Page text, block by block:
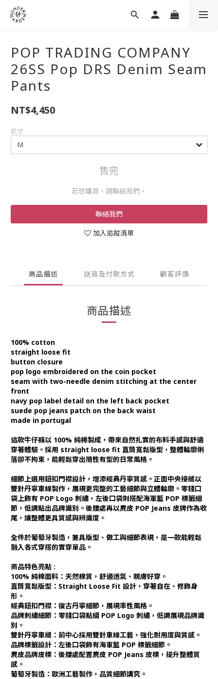
POP TRADING COMPANY
26SS Pop DRS Denim Seam
Pants
NT$4,450
尺寸
售完
若想購買，請聯絡我們。
聯絡我們
加入追蹤清單
商品描述 送貨及付款方式 顧客評價
商品描述
100% cotton
straight loose fit
button closure
pop logo embroidered on the coin pocket
seam with two-needle denim stitching at the center
front
navy pop label detail on the left back pocket
suede pop jeans patch on the back waist
made in portugal
這款牛仔褲以 100% 純棉製成，帶來自然扎實的布料手感與舒適
穿著體驗。採用 straight loose fit 直筒寬鬆版型，整體輪廓俐
落卻不拘束，能輕鬆穿出隨性有型的日常風格。
細節上選用鈕扣門襟設計，增添經典丹寧質感。正面中央接縫以
雙針丹寧車線製作，展現更完整的工藝細節與立體輪廓。零錢口
袋上飾有 POP Logo 刺繡，左後口袋則搭配海軍藍 POP 標籤細
節，低調點出品牌識別。後腰處再以麂皮 POP Jeans 皮牌作為收
尾，讓整體更具質感與辨識度。
全件於葡萄牙製造，兼具版型、做工與細節表現，是一款能輕鬆
融入各式穿搭的實穿單品。
商品特色亮點 :
100% 純棉面料：天然棉質，舒適透氣、親膚好穿。
直筒寬鬆版型：Straight Loose Fit 設計，穿著自在、修飾身
形。
經典鈕扣門襟：復古丹寧細節，展現率性風格。
品牌刺繡細節：零錢口袋點綴 POP Logo 刺繡，低調展現品牌識
別。
雙針丹寧車縫：前中心採用雙針車線工藝，強化耐用度與質感。
品牌標籤設計：左後口袋飾有海軍藍 POP 標籤細節。
麂皮品牌皮標：後腰處配置麂皮 POP Jeans 皮標，提升整體質
感。
葡萄牙製造：歐洲工藝製作，品質細節講究。